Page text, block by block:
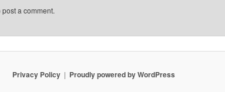
post a comment.
Privacy Policy Proudly powered by WordPress